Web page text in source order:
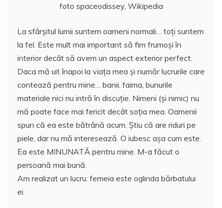
foto spaceodissey, Wikipedia
La sfârşitul lumii suntem oameni normali… toţi suntem
la fel. Este mult mai important să fim frumoşi în
interior decât să avem un aspect exterior perfect.
Daca mă uit înapoi la viaţa mea şi număr lucrurile care
contează pentru mine… banii, faima, bunurile
materiale nici nu intră în discuţie. Nimeni (şi nimic) nu
mă poate face mai fericit decât soţia mea. Oamenii
spun că ea este bătrână acum. Ştiu că are riduri pe
piele, dar nu mă interesează. O iubesc aşa cum este.
Ea este MINUNATĂ pentru mine. M-a făcut o
persoană mai bună.
Am realizat un lucru: femeia este oglinda bărbatului
ei.